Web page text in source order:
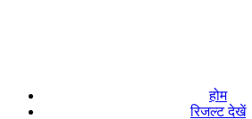
होम
रिजल्ट देखें